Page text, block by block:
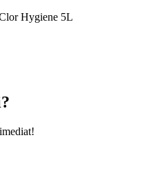
Hygiene 5L